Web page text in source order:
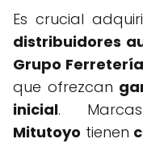
Es crucial
distribuidores
Grupo
que ofrezcan
inicial.
Mitutoyo tienen